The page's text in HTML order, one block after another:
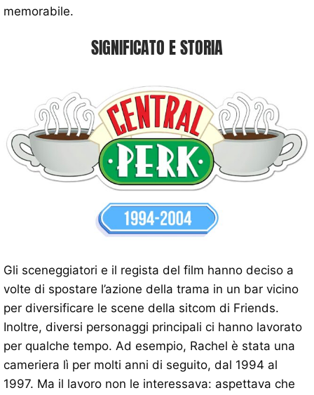
memorabile.
SIGNIFICATO E STORIA
Gli sceneggiatori e il regista del film hanno deciso a
volte di spostare l’azione della trama in un bar vicino
per diversificare le scene della sitcom di Friends.
Inoltre, diversi personaggi principali ci hanno lavorato
per qualche tempo. Ad esempio, Rachel è stata una
cameriera lì per molti anni di seguito, dal 1994 al
1997. Ma il lavoro non le interessava: aspettava che